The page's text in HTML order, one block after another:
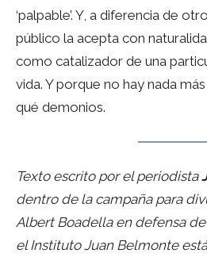
‘palpable’. Y, a diferencia de
público la acepta con
como catalizador de una
vida. Y porque no hay nada
qué demonios.
Texto escrito por el periodista
dentro de la campaña para
Albert Boadella en defensa
el Instituto Juan Belmonte